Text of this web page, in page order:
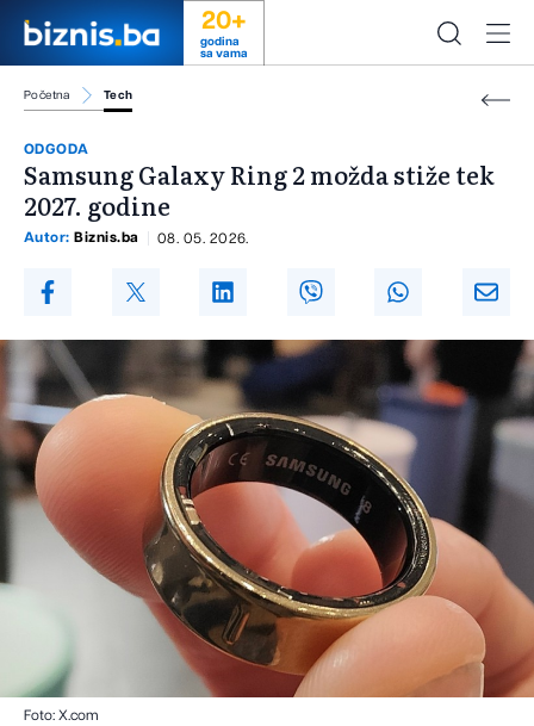
20+
godina
sa vama
Početna Tech
ODGODA
Samsung Galaxy Ring 2 možda stiže tek
2027. godine
Autor: Biznis.ba 08. 05. 2026.
Foto: X.com